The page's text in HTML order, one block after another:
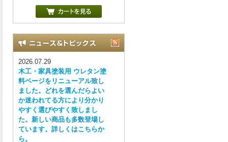
2026.07.29
木工・家具塗装用 ウレタン塗
料ページをリニューアル致し
ました。どれを選んだらよい
か迷われてる方により分かり
やすく選びやすく致しまし
た。新しい商品も多数登場し
ています。詳しくはこちらか
ら。